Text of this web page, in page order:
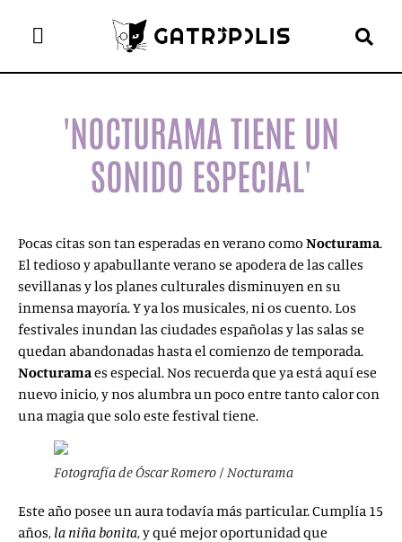
'NOCTURAMA TIENE UN
SONIDO ESPECIAL'
Pocas citas son tan esperadas en verano como Nocturama.
El tedioso y apabullante verano se apodera de las calles
sevillanas y los planes culturales disminuyen en su
inmensa mayoría. Y ya los musicales, ni os cuento. Los
festivales inundan las ciudades españolas y las salas se
quedan abandonadas hasta el comienzo de temporada.
Nocturamaes especial. Nos recuerda que ya está aquí ese
nuevo inicio, y nos alumbra un poco entre tanto calor con
una magia que solo este festival tiene.
Fotografía de Óscar Romero / Nocturama
Este año posee un aura todavía más particular. Cumplía 15
años, la niña bonita, y qué mejor oportunidad que